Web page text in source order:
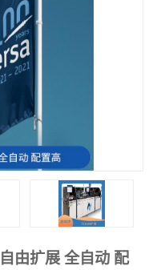
由扩展 全自动 配